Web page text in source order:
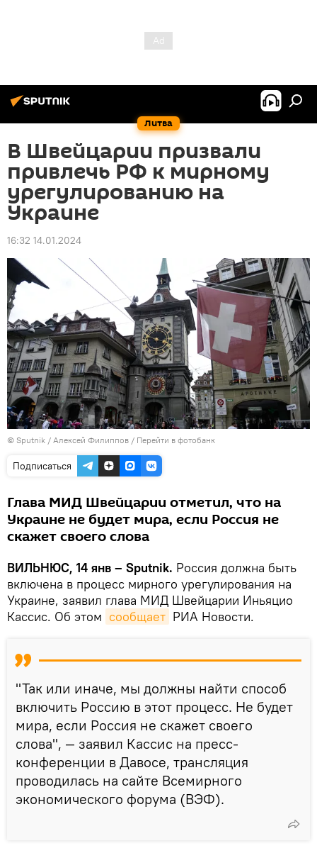
Литва
В Швейцарии призвали
привлечь РФ к мирному
урегулированию на
Украине
16:32 14.01.2024
© Sputnik / Алексей Филиппов / Перейти в фотобанк
Подписаться
Глава МИД Швейцарии отметил, что на
Украине не будет мира, если Россия не
скажет своего слова
ВИЛЬНЮС, 14 янв – Sputnik. Россия должна быть
включена в процесс мирного урегулирования на
Украине, заявил глава МИД Швейцарии Иньяцио
Кассис. Об этом сообщает РИА Новости.
"Так или иначе, мы должны найти способ
включить Россию в этот процесс. Не будет
мира, если Россия не скажет своего
слова", — заявил Кассис на пресс-
конференции в Давосе, трансляция
проводилась на сайте Всемирного
экономического форума (ВЭФ).